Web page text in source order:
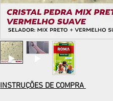
INSTRUÇÕES DE COMPRA